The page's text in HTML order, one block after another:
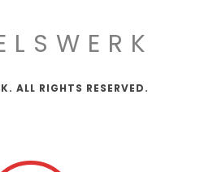
ALL RIGHTS RESERVED.